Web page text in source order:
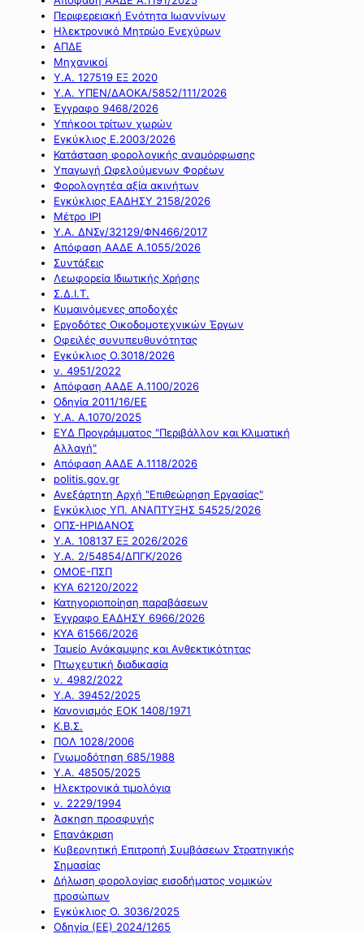
Περιφερειακή Ενότητα Ιωαννίνων
Ηλεκτρονικό Μητρώο Ενεχύρων
ΑΠΔΕ
Μηχανικοί
Υ.Α. 127519 ΕΞ 2020
Υ.Α. ΥΠΕΝ/ΔΑΟΚΑ/5852/111/2026
Έγγραφο 9468/2026
Υπήκοοι τρίτων χωρών
Εγκύκλιος Ε.2003/2026
Κατάσταση φορολογικής αναμόρφωσης
Υπαγωγή Ωφελούμενων Φορέων
Φορολογητέα αξία ακινήτων
Εγκύκλιος ΕΑΔΗΣΥ 2158/2026
Μέτρο IPI
Υ.Α. ΔΝΣγ/32129/ΦΝ466/2017
Απόφαση ΑΑΔΕ Α.1055/2026
Συντάξεις
Λεωφορεία Ιδιωτικής Χρήσης
Σ.Δ.Ι.Τ.
Κυμαινόμενες αποδοχές
Εργοδότες Οικοδομοτεχνικών Έργων
Οφειλές συνυπευθυνότητας
Εγκύκλιος Ο.3018/2026
ν. 4951/2022
Απόφαση ΑΑΔΕ Α.1100/2026
Οδηγία 2011/16/ΕΕ
Υ.Α. Α.1070/2025
ΕΥΔ Προγράμματος "Περιβάλλον και Κλιματική
Αλλαγή"
Απόφαση ΑΑΔΕ Α.1118/2026
politis.gov.gr
Ανεξάρτητη Αρχή "Επιθεώρηση Εργασίας"
Εγκύκλιος ΥΠ. ΑΝΑΠΤΥΞΗΣ 54525/2026
ΟΠΣ-ΗΡΙΔΑΝΟΣ
Υ.Α. 108137 ΕΞ 2026/2026
Υ.Α. 2/54854/ΔΠΓΚ/2026
ΟΜΟΕ-ΠΣΠ
ΚΥΑ 62120/2022
Κατηγοριοποίηση παραβάσεων
Έγγραφο ΕΑΔΗΣΥ 6966/2026
ΚΥΑ 61566/2026
Ταμείο Ανάκαμψης και Ανθεκτικότητας
Πτωχευτική διαδικασία
ν. 4982/2022
Υ.Α. 39452/2025
Κανονισμός ΕΟΚ 1408/1971
Κ.Β.Σ.
ΠΟΛ 1028/2006
Γνωμοδότηση 685/1988
Υ.Α. 48505/2025
Ηλεκτρονικά τιμολόγια
ν. 2229/1994
Άσκηση προσφυγής
Επανάκριση
Κυβερνητική Επιτροπή Συμβάσεων Στρατηγικής
Σημασίας
Δήλωση φορολογίας εισοδήματος νομικών
προσώπων
Εγκύκλιος Ο. 3036/2025
Οδηγία (ΕΕ) 2024/1265